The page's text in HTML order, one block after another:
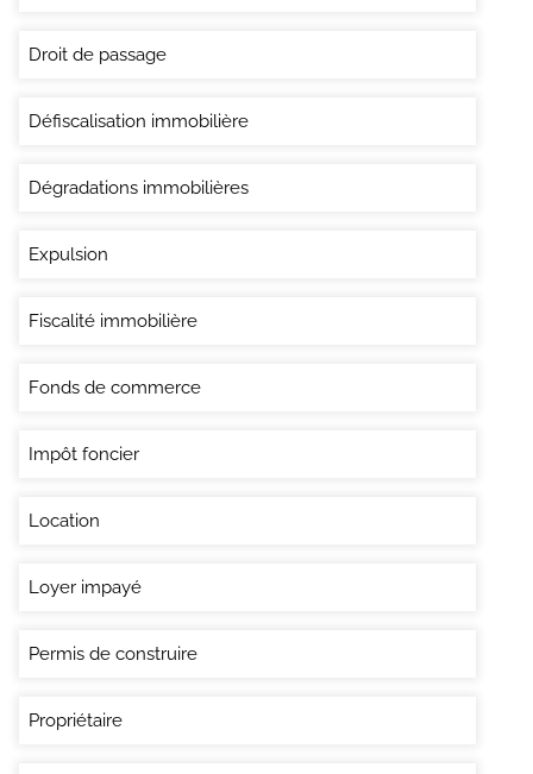
Droit de passage
Défiscalisation immobilière
Dégradations immobilières
Expulsion
Fiscalité immobilière
Fonds de commerce
Impôt foncier
Location
Loyer impayé
Permis de construire
Propriétaire